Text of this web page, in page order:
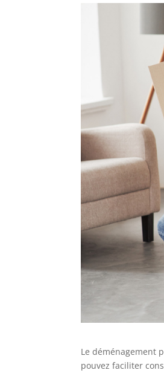
Le déménagement
pouvez faciliter